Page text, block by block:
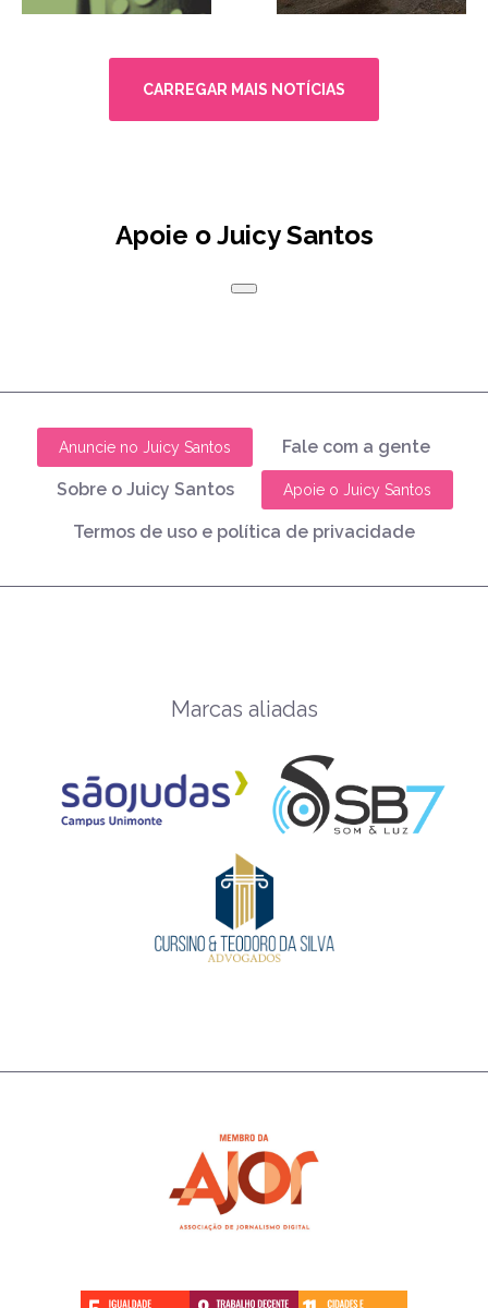
CARREGAR MAIS NOTÍCIAS
Apoie o Juicy Santos
Anuncie no Juicy Santos Fale com a gente
Sobre o Juicy Santos Apoie o Juicy Santos
Termos de uso e política de privacidade
Marcas aliadas